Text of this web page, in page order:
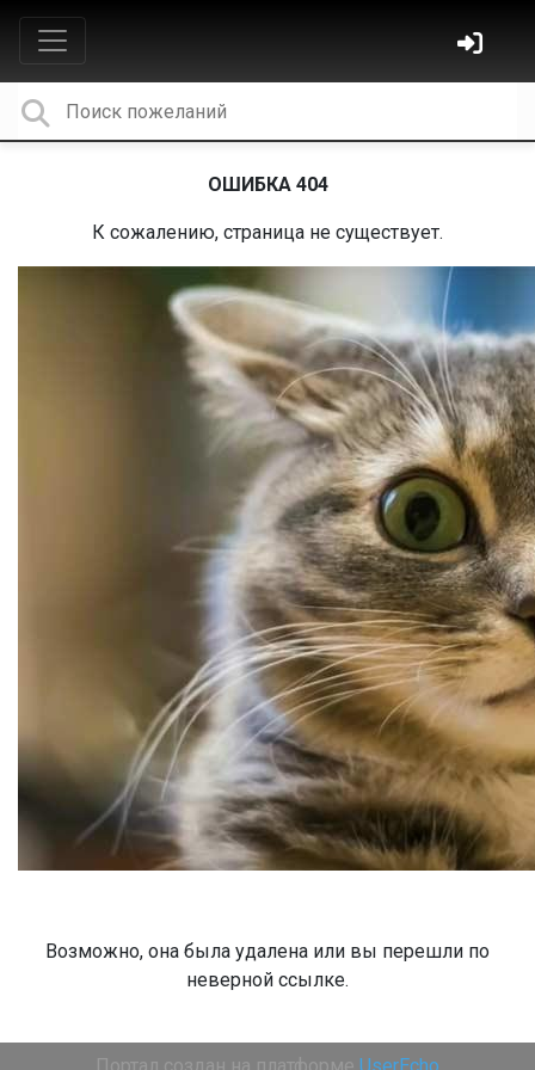
ОШИБКА 404
К сожалению, страница не существует.
Возможно, она была удалена или вы перешли по
неверной ссылке.